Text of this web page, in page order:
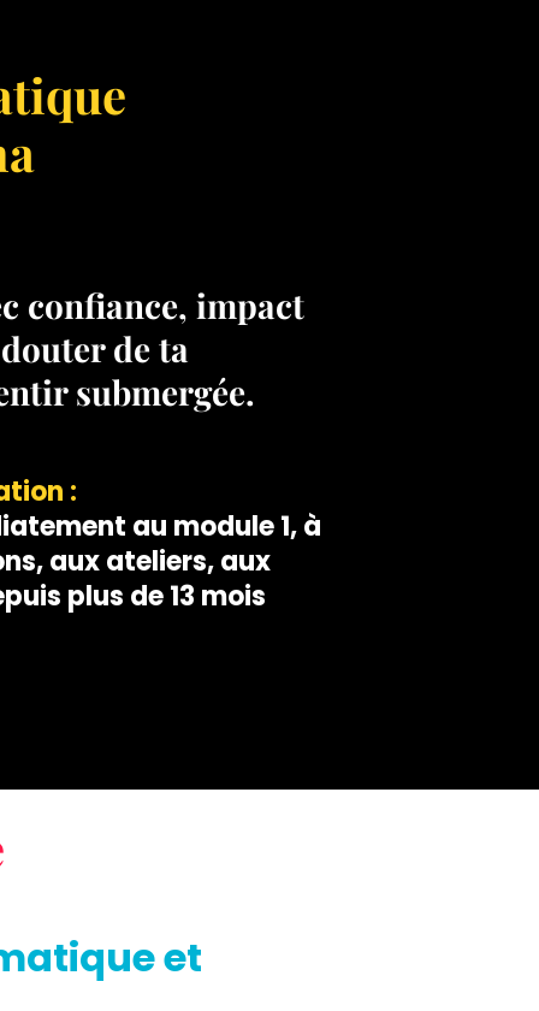
confiance, impact
de ta
submergée.
:
au module 1, à
aux ateliers, aux
plus de 13 mois
et